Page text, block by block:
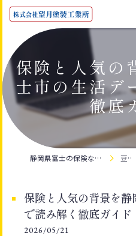
保険と人気の
士市の生活デ
徹底
静岡県富士の保険なら株式会社望月塗装工業所 豆知識
保険と人気の背景を
で読み解く徹底ガイド
2026/05/21